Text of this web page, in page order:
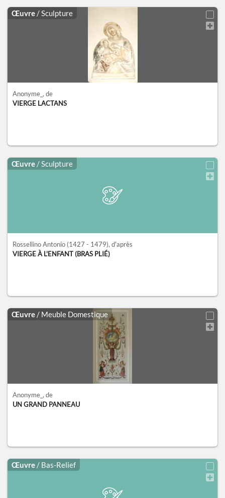
Œuvre / Sculpture
Anonyme_ , de
VIERGE LACTANS
Œuvre / Sculpture
Rossellino Antonio (1427 - 1479), d'après
VIERGE À L'ENFANT (BRAS PLIÉ)
Œuvre / Meuble Domestique
Anonyme_ , de
UN GRAND PANNEAU
Œuvre / Bas-Relief